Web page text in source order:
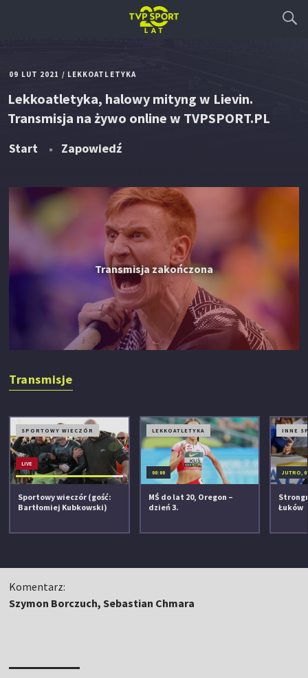
09 LUT 2021 / LEKKOATLETYKA
Lekkoatletyka, halowy mityng w Lievin.
Transmisja na żywo online w TVPSPORT.PL
Start Zapowiedź
Transmisja zakończona
Transmisje
SPORTOWY WIECZÓR
LIVE
Sportowy wieczór (gość:
Bartłomiej Kubkowski)
LEKKOATLETYKA
00:00
MŚ do lat 20, Oregon –
dzień 3.
INNE
JUTRO,
Łuków
Komentarz:
Szymon Borczuch, Sebastian Chmara